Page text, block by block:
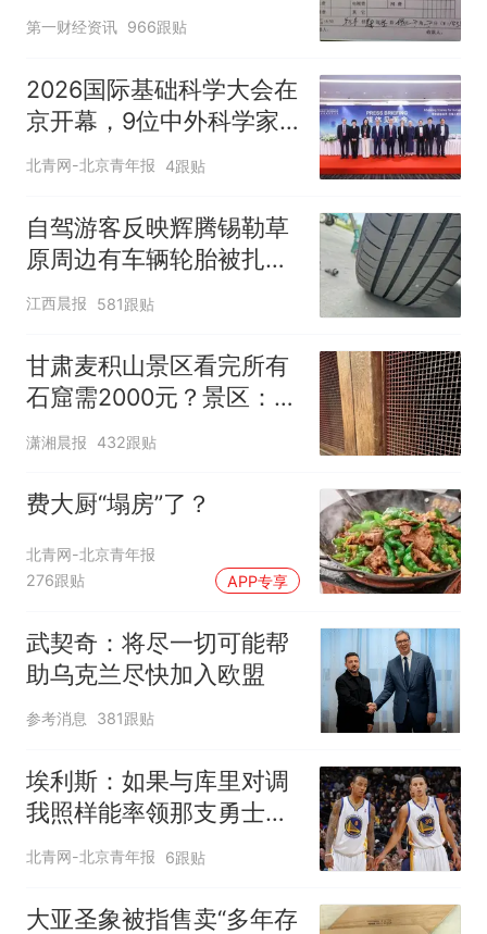
第一财经资讯 966跟贴
2026国际基础科学大会在
京开幕，9位中外科学家
获基础科学奖章
北青网-北京青年报 4跟贴
自驾游客反映辉腾锡勒草
原周边有车辆轮胎被扎，
修理店铺换胎价格高达千
元，官方发布情况通报
江西晨报 581跟贴
甘肃麦积山景区看完所有
石窟需2000元？景区：部
分石窟受特别保护，游客
潇湘晨报 432跟贴
费大厨“塌房”了？
北青网-北京青年报
276跟贴
APP专享
武契奇：将尽一切可能帮
助乌克兰尽快加入欧盟
参考消息 381跟贴
埃利斯：如果与库里对调
我照样能率领那支勇士取
得现在的成就
北青网-北京青年报 6跟贴
大亚圣象被指售卖“多年存